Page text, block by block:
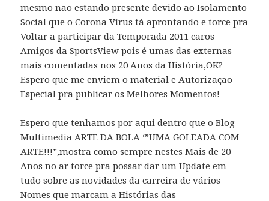
mesmo não estando presente devido ao Isolamento
Social que o Corona Vírus tá aprontando e torce pra
Voltar a participar da Temporada 2011 caros
Amigos da SportsView pois é umas das externas
mais comentadas nos 20 Anos da História,OK?
Espero que me enviem o material e Autorização
Especial pra publicar os Melhores Momentos!
Espero que tenhamos por aqui dentro que o Blog
Multimedia ARTE DA BOLA ‘”UMA GOLEADA COM
ARTE!!!”,mostra como sempre nestes Mais de 20
Anos no ar torce pra possar dar um Update em
tudo sobre as novidades da carreira de vários
Nomes que marcam a Histórias das